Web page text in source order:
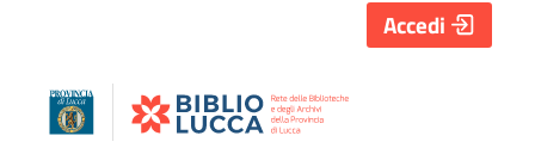
Accedi